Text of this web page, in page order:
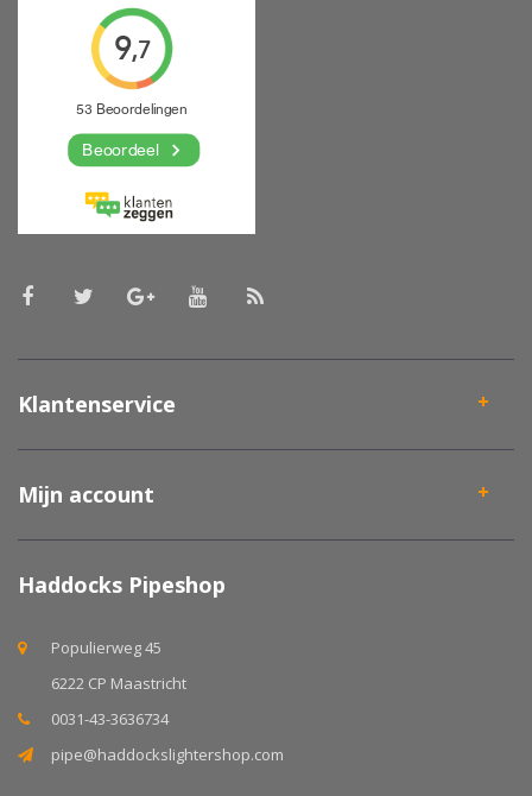
Klantenservice
Mijn account
Haddocks Pipeshop
Populierweg 45
6222 CP Maastricht
0031-43-3636734
pipe@haddockslightershop.com